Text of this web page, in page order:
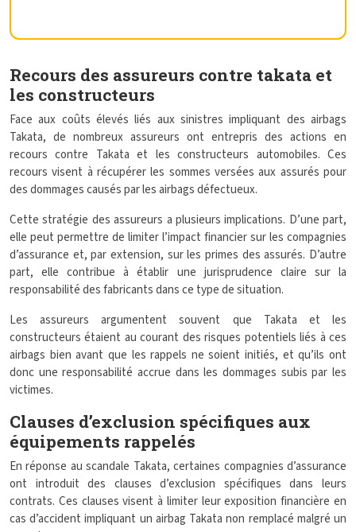
Recours des assureurs contre takata et
les constructeurs
Face aux coûts élevés liés aux sinistres impliquant des airbags
Takata, de nombreux assureurs ont entrepris des actions en
recours contre Takata et les constructeurs automobiles. Ces
recours visent à récupérer les sommes versées aux assurés pour
des dommages causés par les airbags défectueux.
Cette stratégie des assureurs a plusieurs implications. D’une part,
elle peut permettre de limiter l’impact financier sur les compagnies
d’assurance et, par extension, sur les primes des assurés. D’autre
part, elle contribue à établir une jurisprudence claire sur la
responsabilité des fabricants dans ce type de situation.
Les assureurs argumentent souvent que Takata et les
constructeurs étaient au courant des risques potentiels liés à ces
airbags bien avant que les rappels ne soient initiés, et qu’ils ont
donc une responsabilité accrue dans les dommages subis par les
victimes.
Clauses d’exclusion spécifiques aux
équipements rappelés
En réponse au scandale Takata, certaines compagnies d’assurance
ont introduit des clauses d’exclusion spécifiques dans leurs
contrats. Ces clauses visent à limiter leur exposition financière en
cas d’accident impliquant un airbag Takata non remplacé malgré un